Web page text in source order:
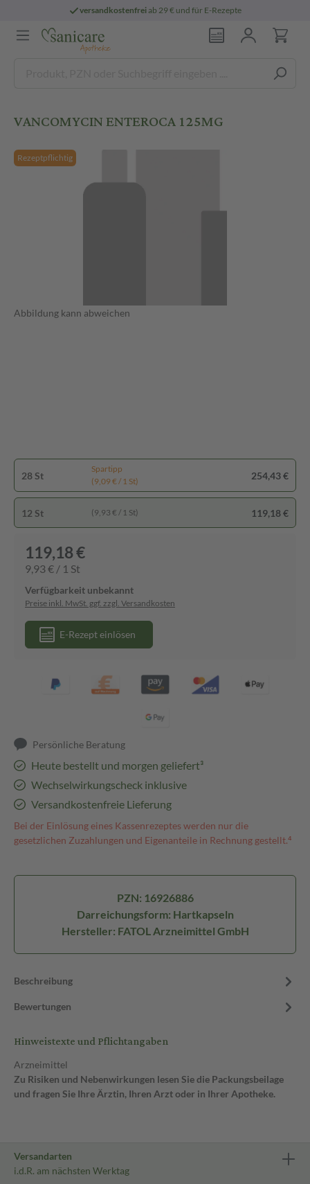
versandkostenfreiab 29 € und für E-Rezepte
VANCOMYCIN ENTEROCA 125MG
Rezeptpflichtig
Abbildung kann abweichen
28 St
Spartipp
(9,09 € / 1 St)
254,43 €
12 St (9,93 € / 1 St) 119,18 €
119,18 €
9,93 € / 1 St
Verfügbarkeit unbekannt
Preise inkl. MwSt. ggf. zzgl. Versandkosten
E-Rezept einlösen
Persönliche Beratung
Heute bestellt und morgen geliefert³
Wechselwirkungscheck inklusive
Versandkostenfreie Lieferung
Bei der Einlösung eines Kassenrezeptes werden nur die
gesetzlichen Zuzahlungen und Eigenanteile in Rechnung gestellt.⁴
PZN: 16926886
Darreichungsform: Hartkapseln
Hersteller: FATOL Arzneimittel GmbH
Beschreibung
Bewertungen
Hinweistexte und Pflichtangaben
Arzneimittel
Zu Risiken und Nebenwirkungen lesen Sie die Packungsbeilage
und fragen Sie Ihre Ärztin, Ihren Arzt oder in Ihrer Apotheke.
Versandarten
i.d.R. am nächsten Werktag